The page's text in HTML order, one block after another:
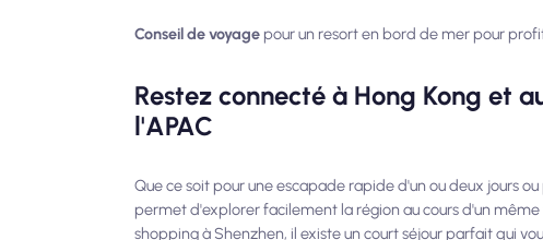
Conseil de voyage pour un resort en bord de mer pour
Restez connecté à Hong Kong et
l'APAC
Que ce soit pour une escapade rapide d'un ou deux jours
permet d'explorer facilement la région au cours d'un
shopping à Shenzhen, il existe un court séjour parfait qui